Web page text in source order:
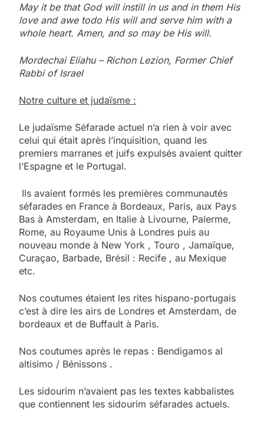
May it be that God will instill in us and in them His
love and awe todo His will and serve him with a
whole heart. Amen, and so may be His will.
Mordechai Eliahu – Richon Lezion, Former Chief
Rabbi of Israel
Notre culture et judaïsme :
Le judaïsme Séfarade actuel n’a rien à voir avec
celui qui était après l’inquisition, quand les
premiers marranes et juifs expulsés avaient quitter
l’Espagne et le Portugal.
Ils avaient formés les premières communautés
séfarades en France à Bordeaux, Paris, aux Pays
Bas à Amsterdam, en Italie à Livourne, Palerme,
Rome, au Royaume Unis à Londres puis au
nouveau monde à New York , Touro , Jamaïque,
Curaçao, Barbade, Brésil : Recife , au Mexique
etc.
Nos coutumes étaient les rites hispano-portugais
c’est à dire les airs de Londres et Amsterdam, de
bordeaux et de Buffault à Paris.
Nos coutumes après le repas : Bendigamos al
altisimo / Bénissons .
Les sidourim n’avaient pas les textes kabbalistes
que contiennent les sidourim séfarades actuels.